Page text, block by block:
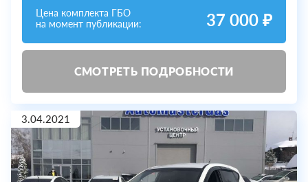
Цена комплекта ГБО
на момент публикации:
37 000 ₽
СМОТРЕТЬ ПОДРОБНОСТИ
3.04.2021